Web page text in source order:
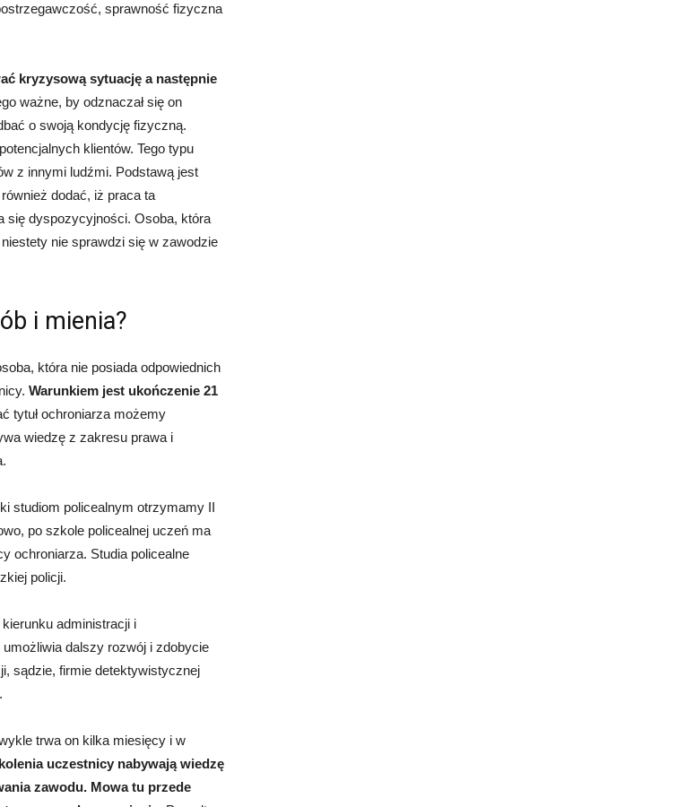
sprawność fizyczna
kryzysową sytuację a następnie
ważne, by odznaczał się on
o swoją kondycję fizyczną.
klientów. Tego typu
z innymi ludźmi. Podstawą jest
dodać, iż praca ta
się dyspozycyjności. Osoba, która
nie sprawdzi się w zawodzie
i mienia?
która nie posiada odpowiednich
Warunkiem jest ukończenie 21
tytuł ochroniarza możemy
wiedzę z zakresu prawa i
studiom policealnym otrzymamy II
po szkole policealnej uczeń ma
ochroniarza. Studia policealne
policji.
administracji i
dalszy rozwój i zdobycie
sądzie, firmie detektywistycznej
trwa on kilka miesięcy i w
uczestnicy nabywają wiedzę
zawodu. Mowa tu przede